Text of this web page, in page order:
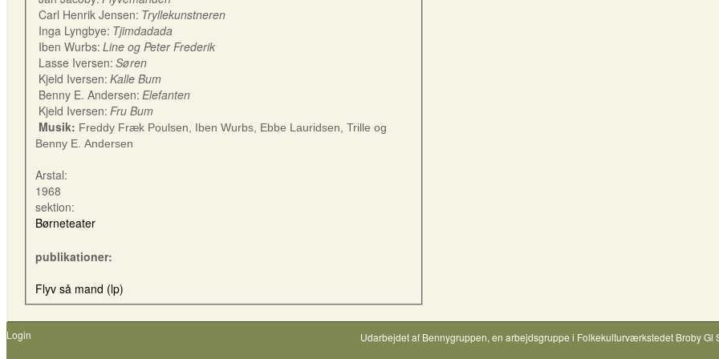
Carl Henrik Jensen: Tryllekunstneren
Inga Lyngbye: Tjimdadada
Iben Wurbs: Line og Peter Frederik
Lasse Iversen: Søren
Kjeld Iversen: Kalle Bum
Benny E. Andersen: Elefanten
Kjeld Iversen: Fru Bum
Musik: Freddy Fræk Poulsen, Iben Wurbs, Ebbe Lauridsen, Trille og
Benny E. Andersen
Arstal:
1968
sektion:
Børneteater
publikationer:
Flyv så mand (lp)
Login Udarbejdet af Bennygruppen, en arbejdsgruppe i Folkekulturværkstedet Broby Gl